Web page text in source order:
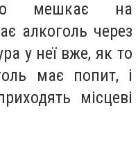
що мешкає на
алкоголь через
у неї вже, як то
має попит, і
місцеві